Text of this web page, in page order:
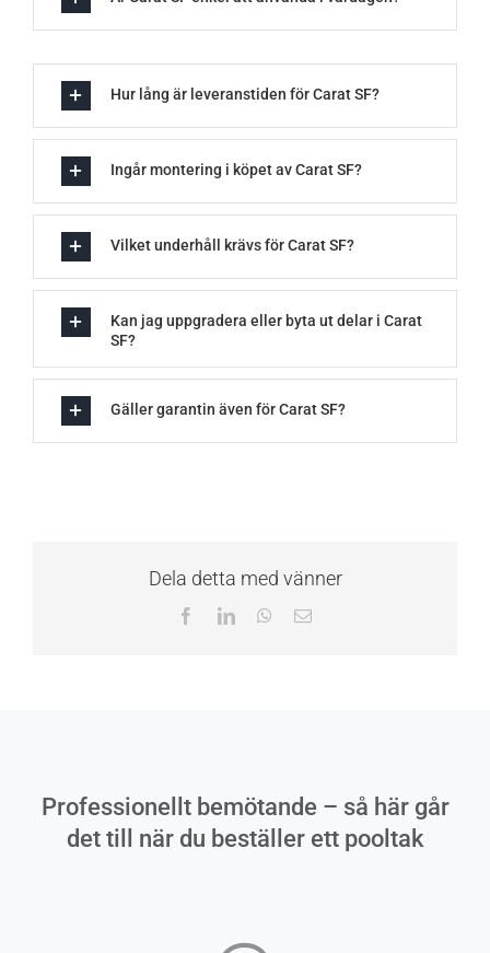
Hur lång är leveranstiden för Carat SF?
Ingår montering i köpet av Carat SF?
Vilket underhåll krävs för Carat SF?
Kan jag uppgradera eller byta ut delar i Carat
SF?
Gäller garantin även för Carat SF?
Dela detta med vänner
FacebookLinkedInWhatsApp
E-
Professionellt bemötande – så här går
det till när du beställer ett pooltak